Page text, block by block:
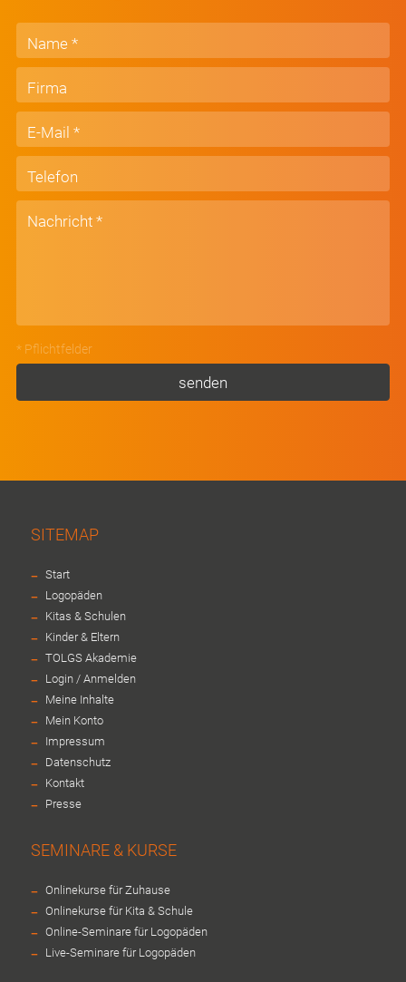
* Pflichtfelder
SITEMAP
- Start
- Logopäden
- Kitas & Schulen
- Kinder & Eltern
- TOLGS Akademie
- Login / Anmelden
- Meine Inhalte
- Mein Konto
- Impressum
- Datenschutz
- Kontakt
- Presse
SEMINARE & KURSE
- Onlinekurse für Zuhause
- Onlinekurse für Kita & Schule
- Online-Seminare für Logopäden
- Live-Seminare für Logopäden